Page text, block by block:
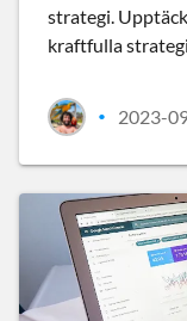
strategi.
kraftfulla
• 2023-